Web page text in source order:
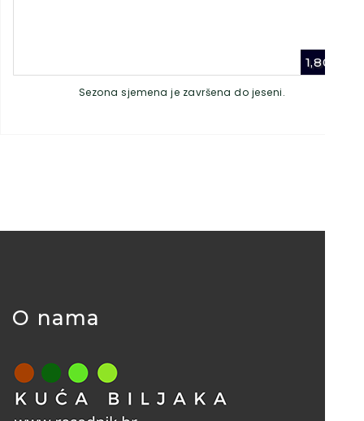
1,80
Sezona sjemena je završena do jeseni.
O nama